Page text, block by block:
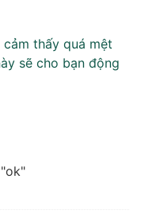
cảm thấy quá mệt
sẽ cho bạn động